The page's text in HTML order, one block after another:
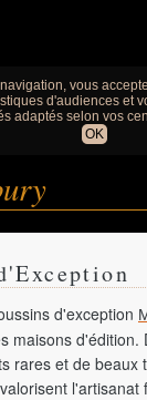
vous
d'audiences et
adaptés selon vos
OK
d'exception
maisons d'édition.
rares et de beaux
l'artisanat